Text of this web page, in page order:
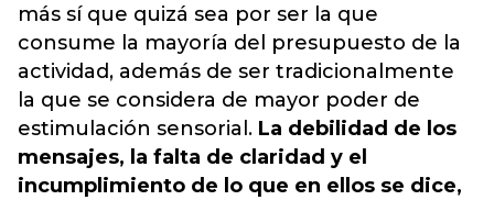
más sí que quizá sea por ser la que
consume la mayoría del presupuesto de la
actividad, además de ser tradicionalmente
la que se considera de mayor poder de
estimulación sensorial. La debilidad de los
mensajes, la falta de claridad y el
incumplimiento de lo que en ellos se dice,